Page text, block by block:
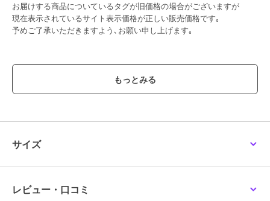
お届けする商品についているタグが旧価格の場合がございますが
現在表示されているサイト表示価格が正しい販売価格です｡
予めご了承いただきますよう､お願い申し上げます｡
ショップ
パーフェクト・ワールド・トーキ
商品カテゴリ
カラー
サイズ
レビュー・口コミ